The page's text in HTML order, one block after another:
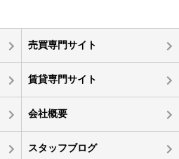
売買専門サイト
賃貸専門サイト
会社概要
スタッフブログ